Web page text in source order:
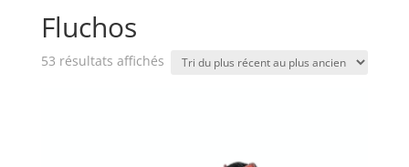
Fluchos
53 résultats affichésTrié